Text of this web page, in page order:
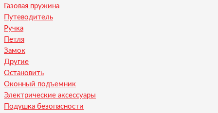
Газовая пружина
Путеводитель
Ручка
Петля
Замок
Другие
Остановить
Оконный подъемник
Электрические аксессуары
Подушка безопасности